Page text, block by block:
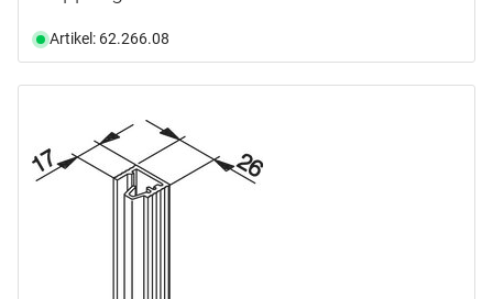
Artikel: 62.266.08